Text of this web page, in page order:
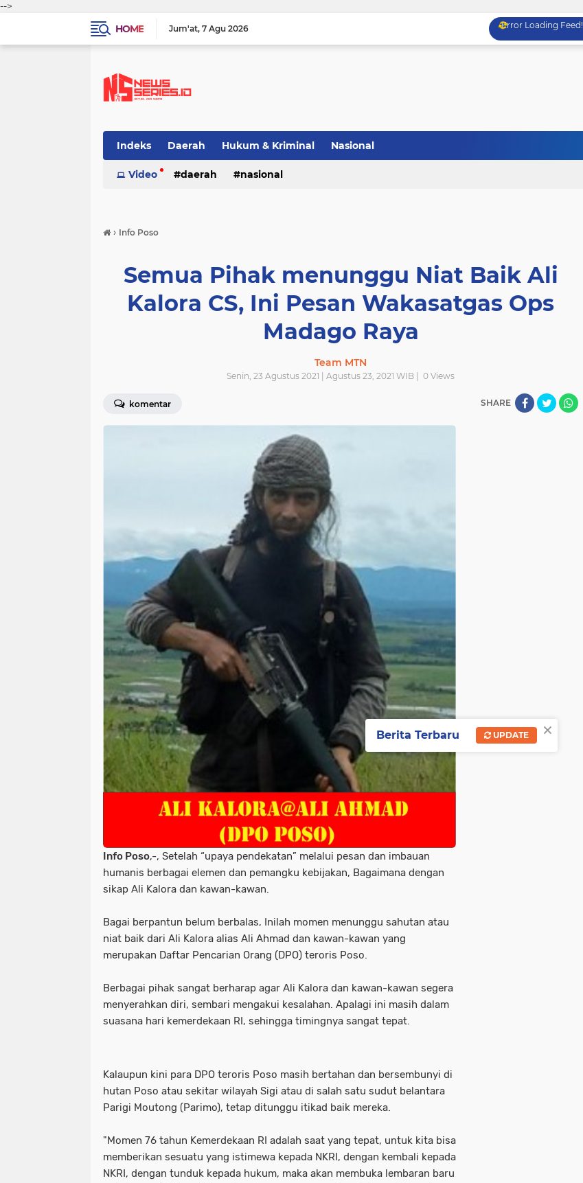
-->
HOME
Jum'at 7 Agu 2026 Error Loading Feed!
Indeks Daerah Hukum & Kriminal Nasional
Video daerah nasional
› Info Poso
Semua Pihak menunggu Niat Baik Ali
Kalora CS, Ini Pesan Wakasatgas Ops
Madago Raya
Team MTN
Senin, 23 Agustus 2021 | Agustus 23, 2021 WIB | 0 Views
komentar SHARE
Info Poso,-, Setelah “upaya pendekatan” melalui pesan dan imbauan
humanis berbagai elemen dan pemangku kebijakan, Bagaimana dengan
sikap Ali Kalora dan kawan-kawan.
Bagai berpantun belum berbalas, Inilah momen menunggu sahutan atau
niat baik dari Ali Kalora alias Ali Ahmad dan kawan-kawan yang
merupakan Daftar Pencarian Orang (DPO) teroris Poso.
Berbagai pihak sangat berharap agar Ali Kalora dan kawan-kawan segera
menyerahkan diri, sembari mengakui kesalahan. Apalagi ini masih dalam
suasana hari kemerdekaan RI, sehingga timingnya sangat tepat.
Kalaupun kini para DPO teroris Poso masih bertahan dan bersembunyi di
hutan Poso atau sekitar wilayah Sigi atau di salah satu sudut belantara
Parigi Moutong (Parimo), tetap ditunggu itikad baik mereka.
"Momen 76 tahun Kemerdekaan RI adalah saat yang tepat, untuk kita bisa
memberikan sesuatu yang istimewa kepada NKRI, dengan kembali kepada
NKRI, dengan tunduk kepada hukum, maka akan membuka lembaran baru
×
Berita Terbaru UPDATE